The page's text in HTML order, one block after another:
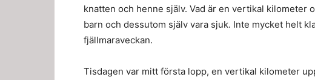
knatten och henne själv. Vad är en vertikal kilometer
barn och dessutom själv vara sjuk. Inte mycket helt
fjällmaraveckan.
Tisdagen var mitt första lopp, en vertikal kilometer